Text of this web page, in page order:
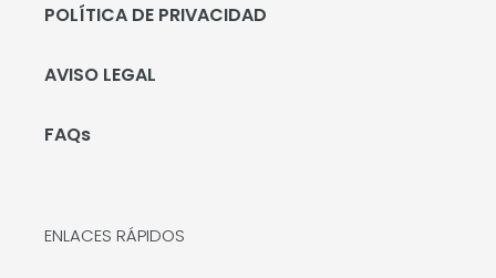
POLÍTICA DE PRIVACIDAD
AVISO LEGAL
FAQs
ENLACES RÁPIDOS